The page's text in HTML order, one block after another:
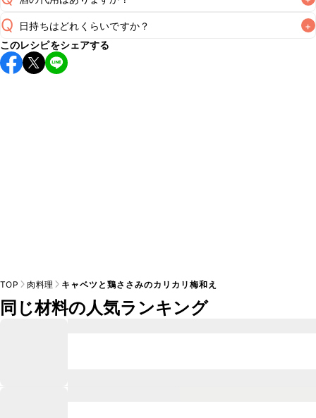
A
A
Q 日持ちはどれくらいですか？ +
保存期間は冷蔵で当日中が目安です。なるべくお早めにお召
し上がりください。
このレシピをシェアする
TOP 肉料理 キャベツと鶏ささみのカリカリ梅和え
同じ材料の人気ランキング